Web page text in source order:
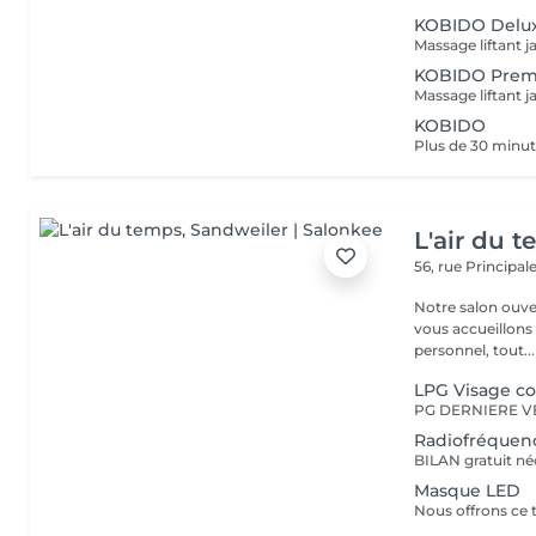
KOBIDO
KOBIDO
KOBIDO
L'air du
56, rue
Notre salon
vous
personnel, tout...
LPG Visage
Masque LED